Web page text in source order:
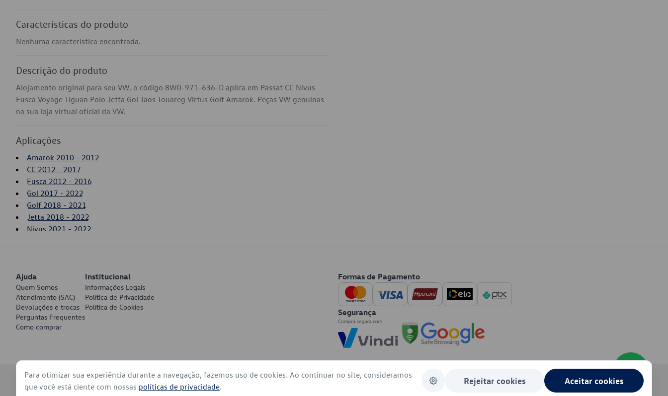
Características do produto
Nenhuma característica encontrada.
Descrição do produto
Alojamento original para seu VW, o código 8W0-971-636-D aplica em Passat CC Nivus
Fusca Voyage Tiguan Polo Jetta Gol Taos Touareg Virtus Golf Amarok. Peças VW genuínas
na sua loja virtual oficial da VW.
Aplicações
Amarok 2010 - 2012
CC 2012 - 2017
Fusca 2012 - 2016
Gol 2017 - 2022
Golf 2018 - 2021
Jetta 2018 - 2022
Nivus 2021 - 2022
Tiguan 2017 - 2021
Touareg 2011 - 2012
Virtus 2018 - 2022
Voyage 2017 - 2022
Ajuda
Quem Somos
Atendimento (SAC)
Devoluções e trocas
Perguntas Frequentes
Como comprar
Institucional
Informações Legais
Política de Privacidade
Política de Cookies
Formas de Pagamento
Segurança
© 2026 - Volkswagen do Brasil - Todos os direitos reservados
Para otimizar sua experiência durante a navegação, fazemos uso de cookies. Ao continuar no site, consideramos
que você está ciente com nossas políticas de privacidade.
Rejeitar cookies Aceitar cookies